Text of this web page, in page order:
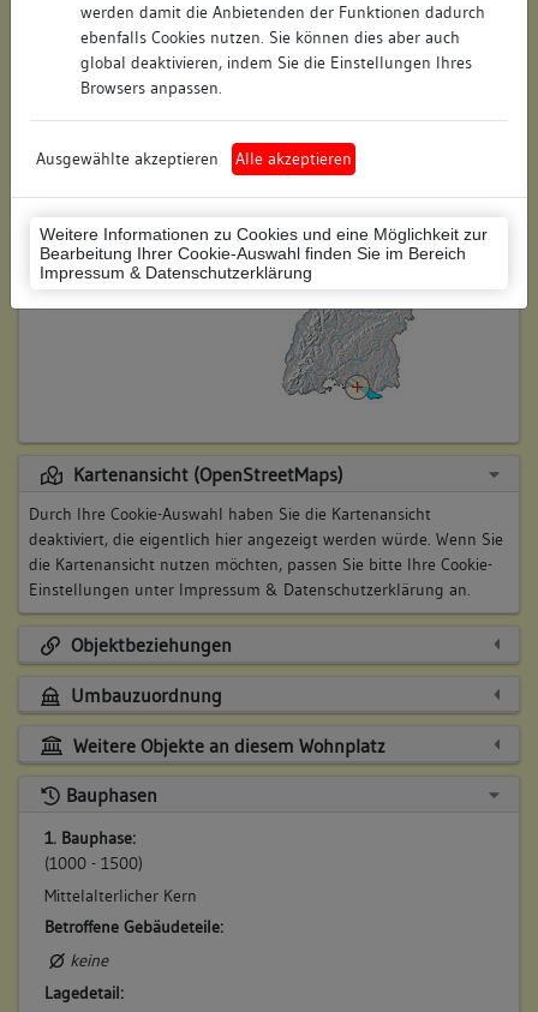
werden damit die Anbietenden der Funktionen dadurch
ebenfalls Cookies nutzen. Sie können dies aber auch
global deaktivieren, indem Sie die Einstellungen Ihres
Browsers anpassen.
Ausgewählte akzeptieren Alle akzeptieren
Weitere Informationen zu Cookies und eine Möglichkeit zur
Bearbeitung Ihrer Cookie-Auswahl finden Sie im Bereich
Impressum & Datenschutzerklärung
Konstanz (Landkreis)
Wohnplatzschlüssel: 8335043012
Flurstücknummer: 223, 224
Historischer Straßenname: keiner
Lage des Wohnplatzes:
Kartenansicht (OpenStreetMaps)
Durch Ihre Cookie-Auswahl haben Sie die Kartenansicht
deaktiviert, die eigentlich hier angezeigt werden würde. Wenn Sie
die Kartenansicht nutzen möchten, passen Sie bitte Ihre Cookie-
Einstellungen unter Impressum & Datenschutzerklärung an.
Objektbeziehungen
Umbauzuordnung
Weitere Objekte an diesem Wohnplatz
Bauphasen
1. Bauphase:
(1000 - 1500)
Mittelalterlicher Kern
Betroffene Gebäudeteile:
keine
Lagedetail: